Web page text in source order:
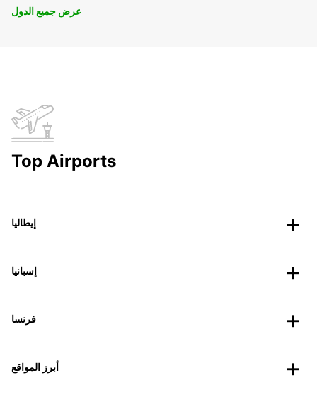
عرض جميع الدول
Top Airports
إيطاليا
إسبانيا
فرنسا
أبرز المواقع